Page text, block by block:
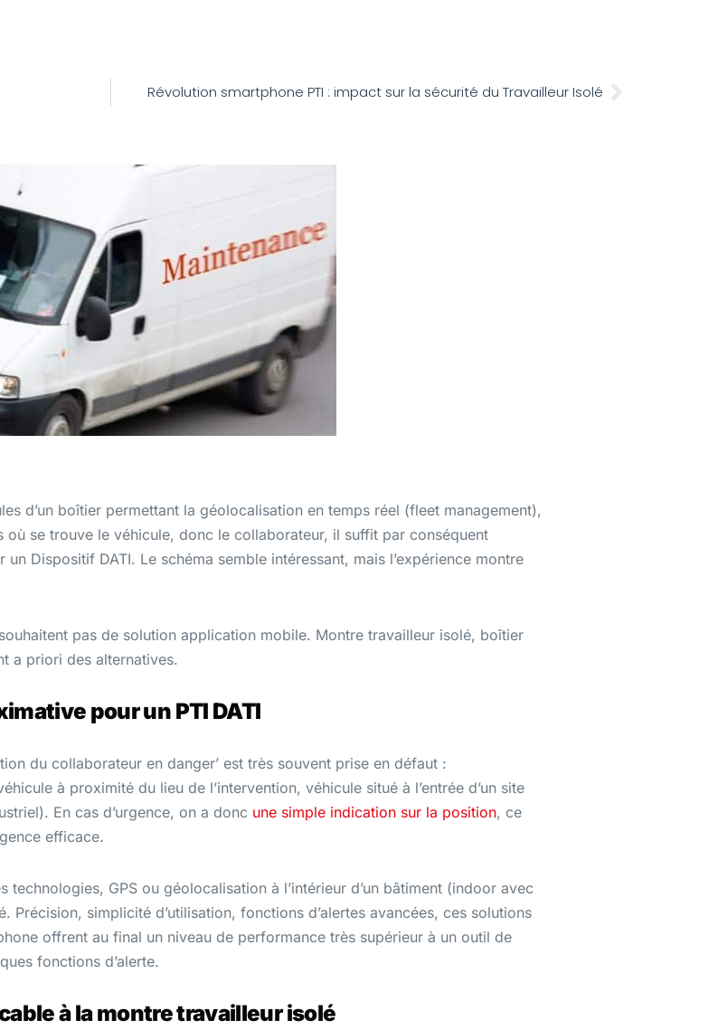
Révolution smartphone PTI : impact sur la sécurité du Travailleur Isolé
d’un boîtier permettant la géolocalisation en temps réel (fleet management),
où se trouve le véhicule, donc le collaborateur, il suffit par conséquent
Dispositif DATI. Le schéma semble intéressant, mais l’expérience montre
pas de solution application mobile. Montre travailleur isolé, boîtier
a priori des alternatives.
pour un PTI DATI
du collaborateur en danger’ est très souvent prise en défaut :
à proximité du lieu de l’intervention, véhicule situé à l’entrée d’un site
En cas d’urgence, on a donc une simple indication sur la position, ce
efficace.
technologies, GPS ou géolocalisation à l’intérieur d’un bâtiment (indoor avec
simplicité d’utilisation, fonctions d’alertes avancées, ces solutions
offrent au final un niveau de performance très supérieur à un outil de
fonctions d’alerte.
à la montre travailleur isolé